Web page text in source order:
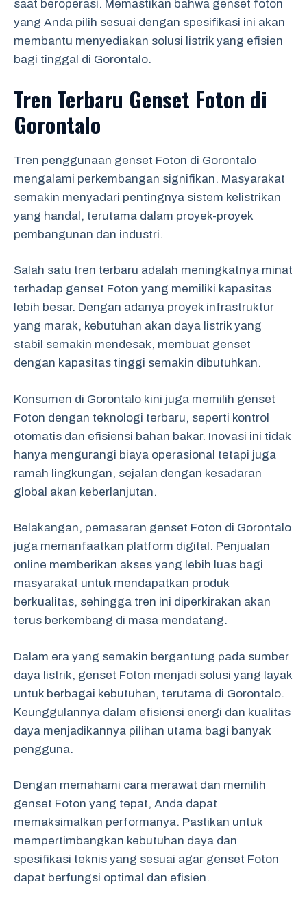
saat beroperasi. Memastikan bahwa genset foton
yang Anda pilih sesuai dengan spesifikasi ini akan
membantu menyediakan solusi listrik yang efisien
bagi tinggal di Gorontalo.
Tren Terbaru Genset Foton di
Gorontalo
Tren penggunaan genset Foton di Gorontalo
mengalami perkembangan signifikan. Masyarakat
semakin menyadari pentingnya sistem kelistrikan
yang handal, terutama dalam proyek-proyek
pembangunan dan industri.
Salah satu tren terbaru adalah meningkatnya minat
terhadap genset Foton yang memiliki kapasitas
lebih besar. Dengan adanya proyek infrastruktur
yang marak, kebutuhan akan daya listrik yang
stabil semakin mendesak, membuat genset
dengan kapasitas tinggi semakin dibutuhkan.
Konsumen di Gorontalo kini juga memilih genset
Foton dengan teknologi terbaru, seperti kontrol
otomatis dan efisiensi bahan bakar. Inovasi ini tidak
hanya mengurangi biaya operasional tetapi juga
ramah lingkungan, sejalan dengan kesadaran
global akan keberlanjutan.
Belakangan, pemasaran genset Foton di Gorontalo
juga memanfaatkan platform digital. Penjualan
online memberikan akses yang lebih luas bagi
masyarakat untuk mendapatkan produk
berkualitas, sehingga tren ini diperkirakan akan
terus berkembang di masa mendatang.
Dalam era yang semakin bergantung pada sumber
daya listrik, genset Foton menjadi solusi yang layak
untuk berbagai kebutuhan, terutama di Gorontalo.
Keunggulannya dalam efisiensi energi dan kualitas
daya menjadikannya pilihan utama bagi banyak
pengguna.
Dengan memahami cara merawat dan memilih
genset Foton yang tepat, Anda dapat
memaksimalkan performanya. Pastikan untuk
mempertimbangkan kebutuhan daya dan
spesifikasi teknis yang sesuai agar genset Foton
dapat berfungsi optimal dan efisien.